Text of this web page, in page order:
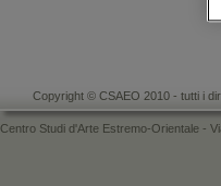
Copyright © CSAEO 2010 - tutti i
Centro Studi d'Arte Estremo-Orientale -